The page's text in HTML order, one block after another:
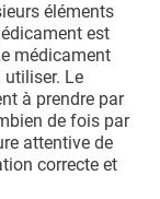
éléments
est
médicament
Le
à prendre par
de fois par
attentive de
correcte et